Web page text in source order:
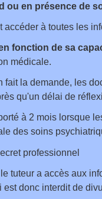
ou en présence de
accéder à toutes les
fonction de sa
médicale.
fait la demande, les
qu'un délai de
à 2 mois lorsque
des soins
professionnel
tuteur a accès aux
est donc interdit de